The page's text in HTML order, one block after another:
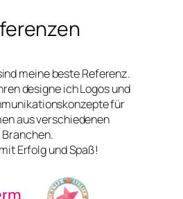
meine beste Referenz.
designe ich Logos und
für
aus verschiedenen
Branchen.
Erfolg und Spaß!